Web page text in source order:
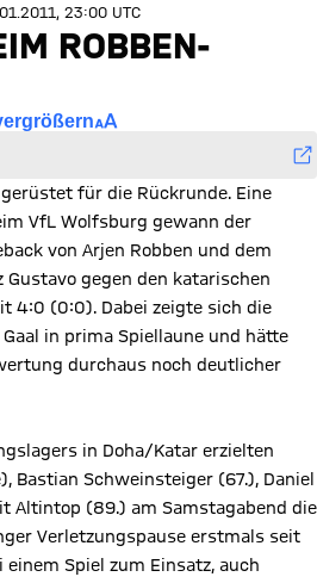
23:00 UTC
ROBBEN-
für die Rückrunde. Eine
VfL Wolfsburg gewann der
von Arjen Robben und dem
Gustavo gegen den katarischen
4:0 (0:0). Dabei zeigte sich die
in prima Spiellaune und hätte
durchaus noch deutlicher
in Doha/Katar erzielten
Bastian Schweinsteiger (67.), Daniel
Altintop (89.) am Samstagabend die
Verletzungspause erstmals seit
Spiel zum Einsatz, auch